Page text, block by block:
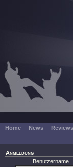
Home News Reviews
Anmeldung
Benutzername